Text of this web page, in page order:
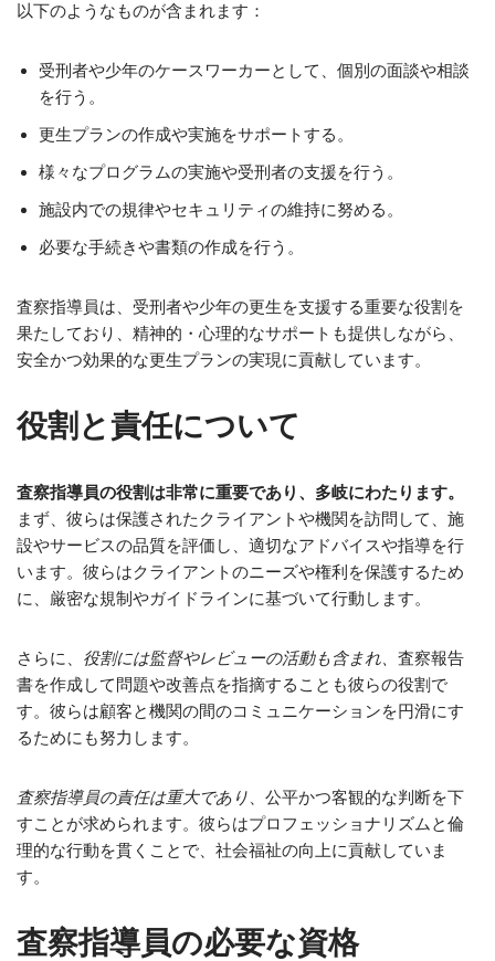
以下のようなものが含まれます：
受刑者や少年のケースワーカーとして、個別の面談や相談
を行う。
更生プランの作成や実施をサポートする。
様々なプログラムの実施や受刑者の支援を行う。
施設内での規律やセキュリティの維持に努める。
必要な手続きや書類の作成を行う。
査察指導員は、受刑者や少年の更生を支援する重要な役割を
果たしており、精神的・心理的なサポートも提供しながら、
安全かつ効果的な更生プランの実現に貢献しています。
役割と責任について
査察指導員の役割は非常に重要であり、多岐にわたります。
まず、彼らは保護されたクライアントや機関を訪問して、施
設やサービスの品質を評価し、適切なアドバイスや指導を行
います。彼らはクライアントのニーズや権利を保護するため
に、厳密な規制やガイドラインに基づいて行動します。
さらに、 役割には監督やレビューの活動も含まれ、 査察報告
書を作成して問題や改善点を指摘することも彼らの役割で
す。彼らは顧客と機関の間のコミュニケーションを円滑にす
るためにも努力します。
査察指導員の責任は重大であり 、公平かつ客観的な判断を下
すことが求められます。彼らはプロフェッショナリズムと倫
理的な行動を貫くことで、社会福祉の向上に貢献していま
す。
査察指導員の必要な資格